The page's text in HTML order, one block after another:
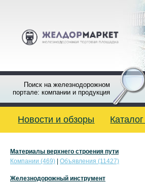
Поиск на железнодорожном
портале: компании и продукция
Новости и обзоры
Материалы верхнего строения пути
Компании (469)
Объявления (11427)
Железнодорожный инструмент